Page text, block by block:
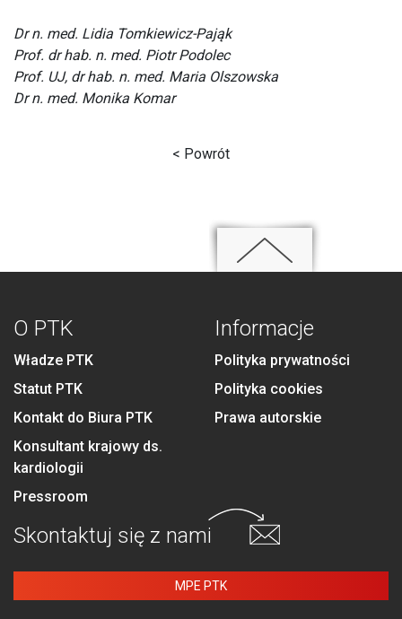
Dr n. med. Lidia Tomkiewicz-Pająk
Prof. dr hab. n. med. Piotr Podolec
Prof. UJ, dr hab. n. med. Maria Olszowska
Dr n. med. Monika Komar
< Powrót
O PTK
Władze PTK
Statut PTK
Kontakt do Biura PTK
Konsultant krajowy ds.
kardiologii
Pressroom
Informacje
Polityka prywatności
Polityka cookies
Prawa autorskie
Skontaktuj się z nami
MPE PTK